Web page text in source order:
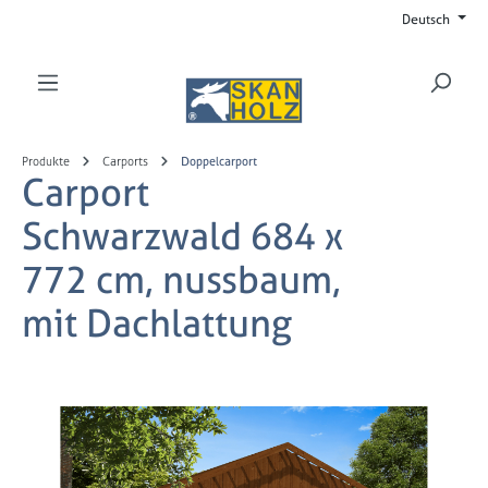
Produkte Carports Doppelcarport
Carport
Schwarzwald 684 x
772 cm, nussbaum,
mit Dachlattung
Bildergalerie überspringen
Deutsch